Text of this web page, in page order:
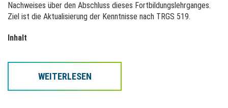
Nachweises über den Abschluss dieses Fortbildungslehrganges.
Ziel ist die Aktualisierung der Kenntnisse nach TRGS 519.
Inhalt
Gesundheitsgefahren und Aktuelles aus dem
Berufskrankheitengeschehen
WEITERLESEN